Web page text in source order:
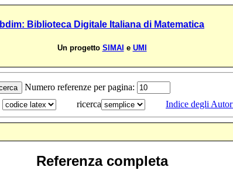
bdim: Biblioteca Digitale Italiana di Matematica
Un progetto SIMAI e UMI
Numero referenze per pagina:
ricerca Indice degli
Referenza completa